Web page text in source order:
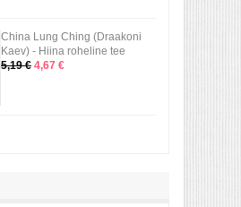
China Lung Ching (Draakoni
Kaev) - Hiina roheline tee
5,19 € 4,67 €